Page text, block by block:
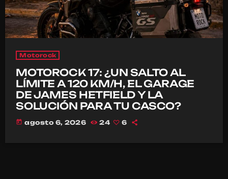
Motorock
MOTOROCK 17: ¿UN SALTO AL
LÍMITE A 120 KM/H, EL GARAGE
DE JAMES HETFIELD Y LA
SOLUCIÓN PARA TU CASCO?
today agosto 6, 2026 24 6